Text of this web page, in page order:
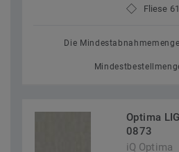
Fliese
Die
Optima
0873
iQ Optima